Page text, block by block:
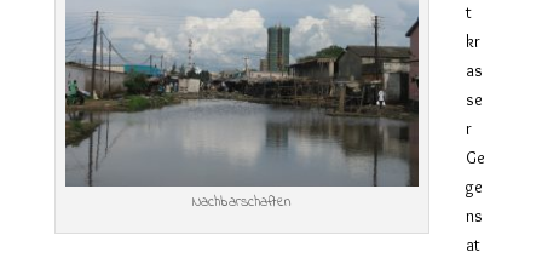
Nachbarschaften
t
kr
as
se
r
Ge
ge
ns
at